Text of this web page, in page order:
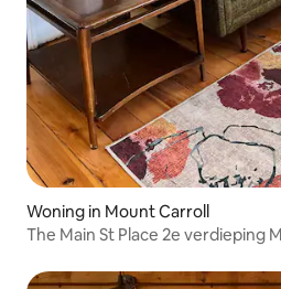
Woning in Mount Carroll
The Main St Place 2e verdieping